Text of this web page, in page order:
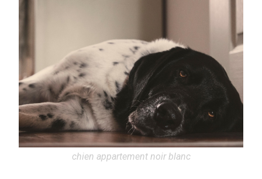
chien appartement noir blanc